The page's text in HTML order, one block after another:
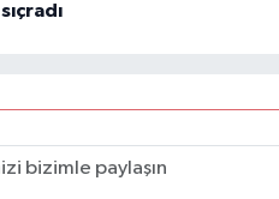
sıçradı